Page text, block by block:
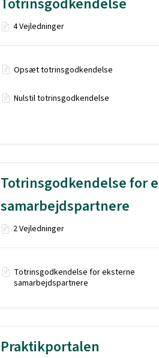
4 Vejledninger
Opsæt totrinsgodkendelse
Nulstil totrinsgodkendelse
Totrinsgodkendelse for
samarbejdspartnere
2 Vejledninger
Totrinsgodkendelse for eksterne
samarbejdspartnere
Praktikportalen